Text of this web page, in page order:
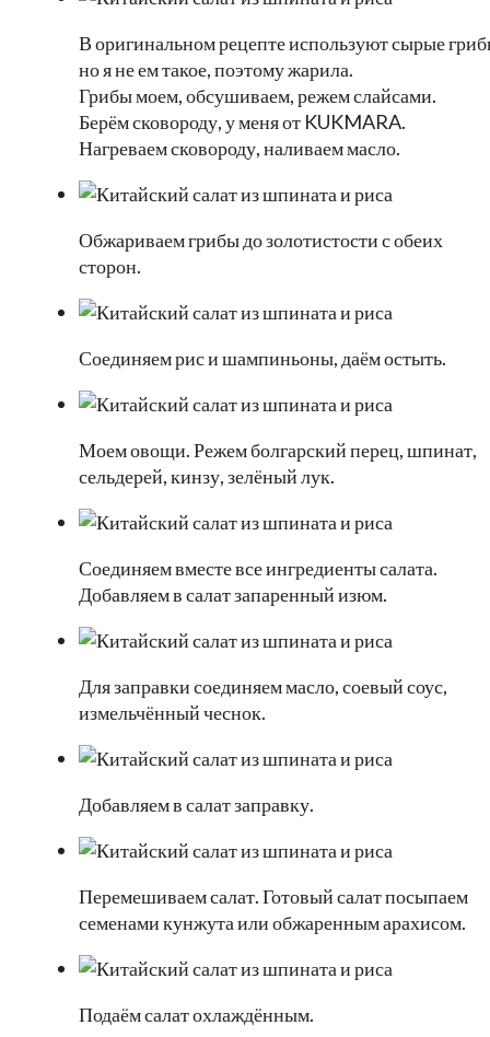
В оригинальном рецепте используют сырые
но я не ем такое, поэтому жарила.
Грибы моем, обсушиваем, режем слайсами.
Берём сковороду, у меня от KUKMARA.
Нагреваем сковороду, наливаем масло.
Обжариваем грибы до золотистости с обеих
сторон.
Соединяем рис и шампиньоны, даём остыть.
Моем овощи. Режем болгарский перец, шпинат,
сельдерей, кинзу, зелёный лук.
Соединяем вместе все ингредиенты салата.
Добавляем в салат запаренный изюм.
Для заправки соединяем масло, соевый соус,
измельчённый чеснок.
Добавляем в салат заправку.
Перемешиваем салат. Готовый салат посыпаем
семенами кунжута или обжаренным арахисом.
Подаём салат охлаждённым.